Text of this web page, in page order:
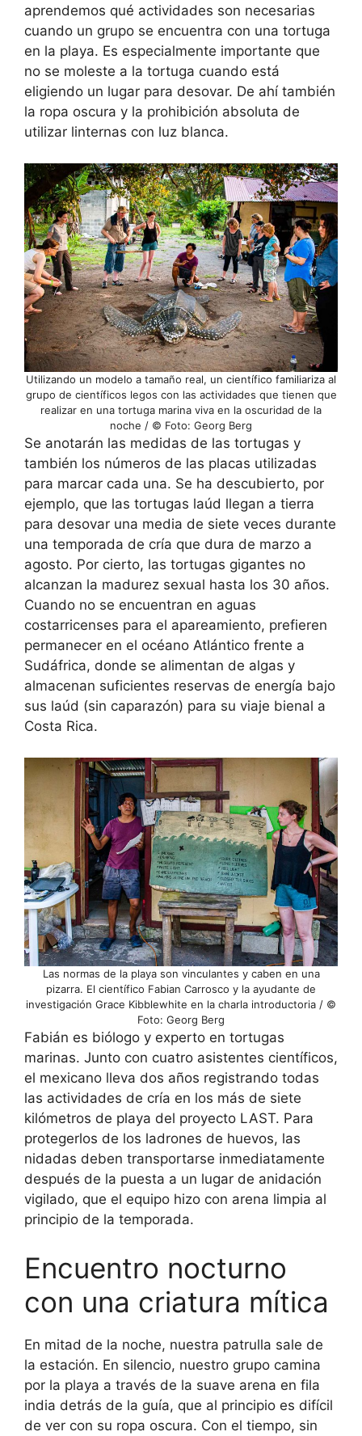
aprendemos qué actividades son necesarias
cuando un grupo se encuentra con una tortuga
en la playa. Es especialmente importante que
no se moleste a la tortuga cuando está
eligiendo un lugar para desovar. De ahí también
la ropa oscura y la prohibición absoluta de
utilizar linternas con luz blanca.
Utilizando un modelo a tamaño real, un científico familiariza al
grupo de científicos legos con las actividades que tienen que
realizar en una tortuga marina viva en la oscuridad de la
noche / © Foto: Georg Berg
Se anotarán las medidas de las tortugas y
también los números de las placas utilizadas
para marcar cada una. Se ha descubierto, por
ejemplo, que las tortugas laúd llegan a tierra
para desovar una media de siete veces durante
una temporada de cría que dura de marzo a
agosto. Por cierto, las tortugas gigantes no
alcanzan la madurez sexual hasta los 30 años.
Cuando no se encuentran en aguas
costarricenses para el apareamiento, prefieren
permanecer en el océano Atlántico frente a
Sudáfrica, donde se alimentan de algas y
almacenan suficientes reservas de energía bajo
sus laúd (sin caparazón) para su viaje bienal a
Costa Rica.
Las normas de la playa son vinculantes y caben en una
pizarra. El científico Fabian Carrosco y la ayudante de
investigación Grace Kibblewhite en la charla introductoria / ©
Foto: Georg Berg
Fabián es biólogo y experto en tortugas
marinas. Junto con cuatro asistentes científicos,
el mexicano lleva dos años registrando todas
las actividades de cría en los más de siete
kilómetros de playa del proyecto LAST. Para
protegerlos de los ladrones de huevos, las
nidadas deben transportarse inmediatamente
después de la puesta a un lugar de anidación
vigilado, que el equipo hizo con arena limpia al
principio de la temporada.
Encuentro nocturno
con una criatura mítica
En mitad de la noche, nuestra patrulla sale de
la estación. En silencio, nuestro grupo camina
por la playa a través de la suave arena en fila
india detrás de la guía, que al principio es difícil
de ver con su ropa oscura. Con el tiempo, sin